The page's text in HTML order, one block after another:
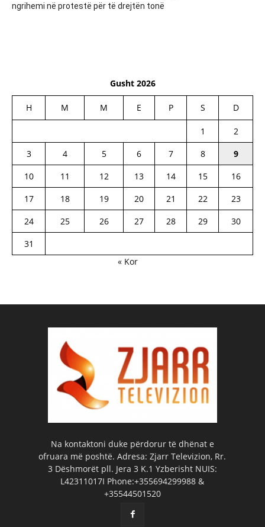
ngrihemi në protestë për të drejtën tonë
Gusht 2026
H M M E P S D
1
2
3
4 5 6 7 8
9
10
11 12 13 14 15
16
17
18 19 20 21 22
23
24
25 26 27 28 29
30
31
« Kor
Na kontaktoni duke përdorur të dhënat e
ofruara më poshtë. Adresa: Zjarr Televizion, Rr.
3 Dëshmorët pll. Jera 3 K.1 Yzberisht NUIS:
L42311017I Phone:+355694299988 &
+35544501520